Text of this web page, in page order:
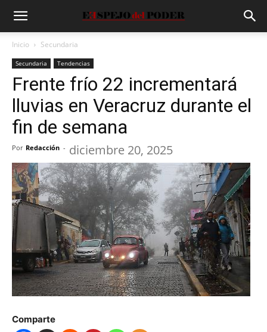
Inicio Secundaria
Secundaria Tendencias
Frente frío 22 incrementará
lluvias en Veracruz durante el
fin de semana
Por Redacción - diciembre 20, 2025
Comparte